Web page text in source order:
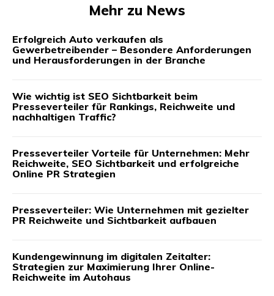
Mehr zu News
Erfolgreich Auto verkaufen als
Gewerbetreibender – Besondere Anforderungen
und Herausforderungen in der Branche
Wie wichtig ist SEO Sichtbarkeit beim
Presseverteiler für Rankings, Reichweite und
nachhaltigen Traffic?
Presseverteiler Vorteile für Unternehmen: Mehr
Reichweite, SEO Sichtbarkeit und erfolgreiche
Online PR Strategien
Presseverteiler: Wie Unternehmen mit gezielter
PR Reichweite und Sichtbarkeit aufbauen
Kundengewinnung im digitalen Zeitalter:
Strategien zur Maximierung Ihrer Online-
Reichweite im Autohaus